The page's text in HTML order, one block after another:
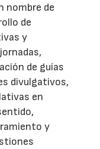
nombre de
de
y
de guías
divulgativos,
en
y